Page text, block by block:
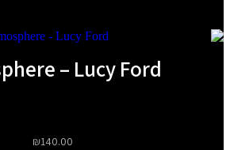
– Lucy Ford
₪140.00